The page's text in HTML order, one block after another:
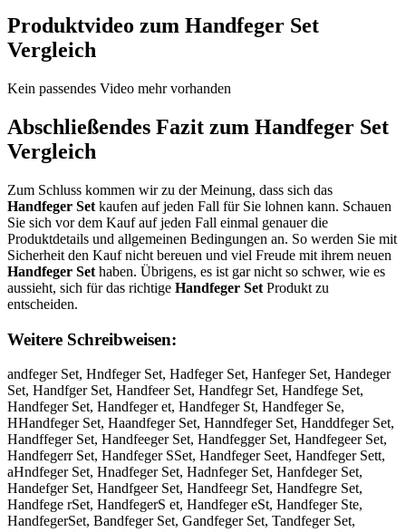
Produktvideo zum Handfeger Set
Vergleich
Kein passendes Video mehr vorhanden
Abschließendes Fazit zum Handfeger Set
Vergleich
Zum Schluss kommen wir zu der Meinung, dass sich das
Handfeger Set kaufen auf jeden Fall für Sie lohnen kann. Schauen
Sie sich vor dem Kauf auf jeden Fall einmal genauer die
Produktdetails und allgemeinen Bedingungen an. So werden Sie mit
Sicherheit den Kauf nicht bereuen und viel Freude mit ihrem neuen
Handfeger Set haben. Übrigens, es ist gar nicht so schwer, wie es
aussieht, sich für das richtige Handfeger Set Produkt zu
entscheiden.
Weitere Schreibweisen:
andfeger Set, Hndfeger Set, Hadfeger Set, Hanfeger Set, Handeger
Set, Handfger Set, Handfeer Set, Handfegr Set, Handfege Set,
Handfeger Set, Handfeger et, Handfeger St, Handfeger Se,
HHandfeger Set, Haandfeger Set, Hanndfeger Set, Handdfeger Set,
Handffeger Set, Handfeeger Set, Handfegger Set, Handfegeer Set,
Handfegerr Set, Handfeger SSet, Handfeger Seet, Handfeger Sett,
aHndfeger Set, Hnadfeger Set, Hadnfeger Set, Hanfdeger Set,
Handefger Set, Handfgeer Set, Handfeegr Set, Handfegre Set,
Handfege rSet, HandfegerS et, Handfeger eSt, Handfeger Ste,
HandfegerSet, Bandfeger Set, Gandfeger Set, Tandfeger Set,